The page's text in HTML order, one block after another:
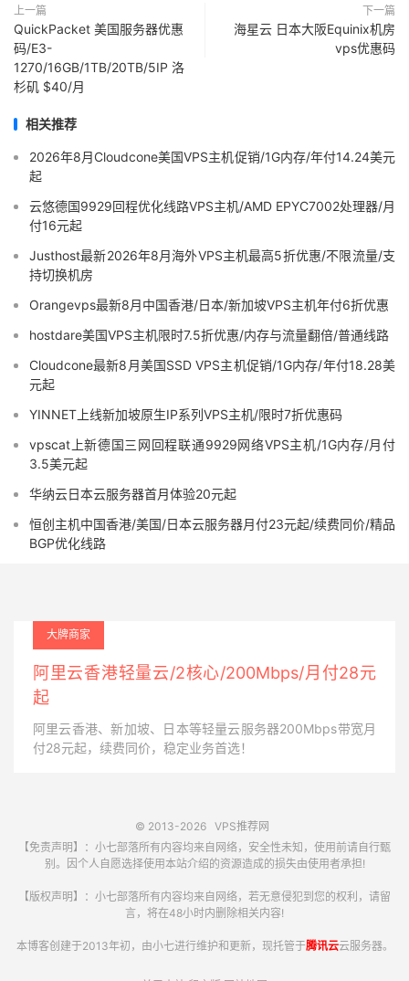
上一篇
QuickPacket 美国服务器优惠
码/E3-
1270/16GB/1TB/20TB/5IP 洛
杉矶 $40/月
下一篇
海星云 日本大阪Equinix机房
vps优惠码
相关推荐
2026年8月Cloudcone美国VPS主机促销/1G内存/年付14.24美元
起
云悠德国9929回程优化线路VPS主机/AMD EPYC7002处理器/月
付16元起
Justhost最新2026年8月海外VPS主机最高5折优惠/不限流量/支
持切换机房
Orangevps最新8月中国香港/日本/新加坡VPS主机年付6折优惠
hostdare美国VPS主机限时7.5折优惠/内存与流量翻倍/普通线路
Cloudcone最新8月美国SSD VPS主机促销/1G内存/年付18.28美
元起
YINNET上线新加坡原生IP系列VPS主机/限时7折优惠码
vpscat上新德国三网回程联通9929网络VPS主机/1G内存/月付
3.5美元起
华纳云日本云服务器首月体验20元起
恒创主机中国香港/美国/日本云服务器月付23元起/续费同价/精品
BGP优化线路
大牌商家
阿里云香港轻量云/2核心/200Mbps/月付28元
起
阿里云香港、新加坡、日本等轻量云服务器200Mbps带宽月
付28元起，续费同价，稳定业务首选！
© 2013-2026 VPS推荐网
【免责声明】：小七部落所有内容均来自网络，安全性未知，使用前请自行甄
别。因个人自愿选择使用本站介绍的资源造成的损失由使用者承担!
【版权声明】：小七部落所有内容均来自网络，若无意侵犯到您的权利，请留
言，将在48小时内删除相关内容!
本博客创建于2013年初，由小七进行维护和更新，现托管于腾讯云云服务器。